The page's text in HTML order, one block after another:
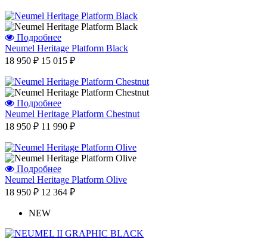
Подробнее
Neumel Heritage Platform Black
18 950 ₽ 15 015 ₽
Подробнее
Neumel Heritage Platform Chestnut
18 950 ₽ 11 990 ₽
Подробнее
Neumel Heritage Platform Olive
18 950 ₽ 12 364 ₽
NEW